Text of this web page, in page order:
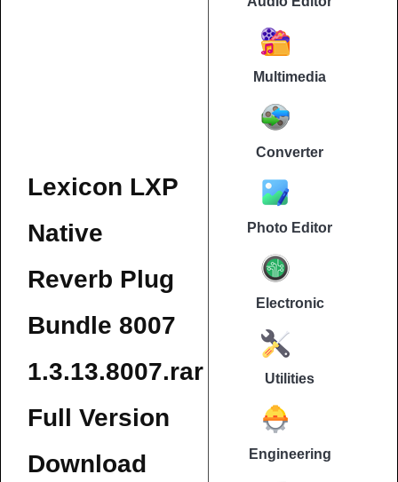
Lexicon LXP
Native
Reverb Plug
Bundle 8007
1.3.13.8007.rar
Full Version
Download
Multimedia
Converter
Photo Editor
Electronic
Utilities
Engineering